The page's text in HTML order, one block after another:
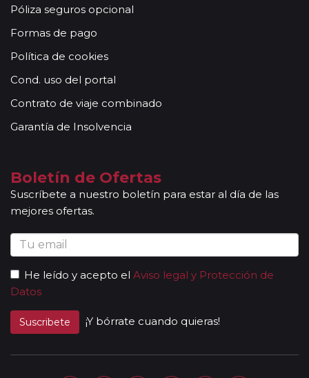
Póliza seguros opcional
Formas de pago
Política de cookies
Cond. uso del portal
Contrato de viaje combinado
Garantía de Insolvencia
Boletín de Ofertas
Suscríbete a nuestro boletín para estar al día de las
mejores ofertas.
He leído y acepto el Aviso legal y Protección de
Datos
Suscribete ¡Y bórrate cuando quieras!